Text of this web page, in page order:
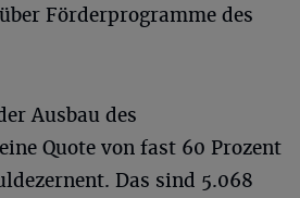
Förderprogramme des
Ausbau des
Quote von fast 60 Prozent
Das sind 5.068